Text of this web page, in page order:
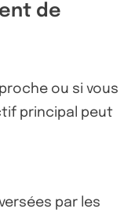
de
ou si vous
principal peut
par les